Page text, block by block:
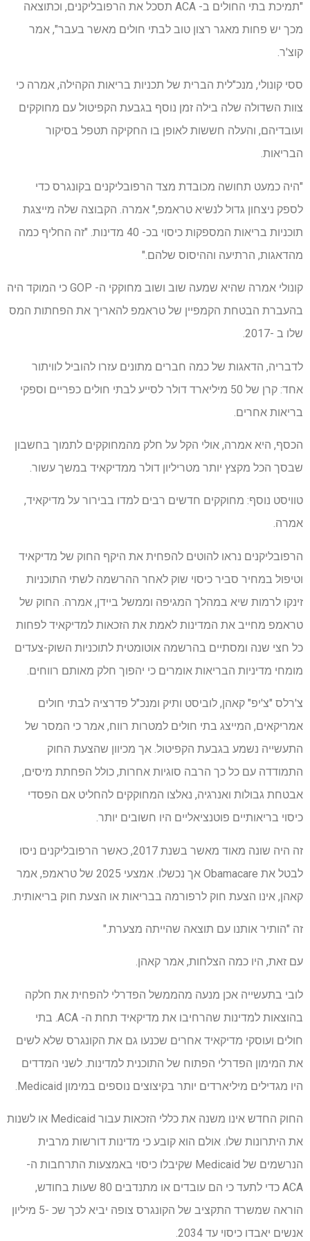
"תמיכת בתי החולים ב- ACA תסכל את הרפובליקנים, וכתוצאה
מכך יש פחות מאגר רצון טוב לבתי חולים מאשר בעבר", אמר
קוצ'ר.
ססי קונולי, מנכ"לית הברית של תכניות בריאות הקהילה, אמרה כי
צוות השדולה שלה בילה זמן נוסף בגבעת הקפיטול עם מחוקקים
ועובדיהם, והעלה חששות לאופן בו החקיקה תטפל בסיקור
הבריאות.
"היה כמעט תחושה מכובדת מצד הרפובליקנים בקונגרס כדי
לספק ניצחון גדול לנשיא טראמפ," אמרה. הקבוצה שלה מייצגת
תוכניות בריאות המספקות כיסוי בכ- 40 מדינות. "זה החליף כמה
מהדאגות, הרתיעה וההיסוס שלהם."
קונולי אמרה שהיא שמעה שוב ושוב מחוקקי ה- GOP כי המוקד היה
בהעברת הבטחת הקמפיין של טראמפ להאריך את הפחתות המס
שלו ב -2017.
לדבריה, הדאגות של כמה חברים מתונים עזרו להוביל לוויתור
אחד: קרן של 50 מיליארד דולר לסייע לבתי חולים כפריים וספקי
בריאות אחרים.
הכסף, היא אמרה, אולי הקל על חלק מהמחוקקים לתמוך בחשבון
שבסך הכל מקצץ יותר מטריליון דולר ממדיקאיד במשך עשור.
טוויסט נוסף: מחוקקים חדשים רבים למדו בבירור על מדיקאיד,
אמרה.
הרפובליקנים נראו להוטים להפחית את היקף החוק של מדיקאיד
וטיפול במחיר סביר כיסוי שוק לאחר ההרשמה לשתי התוכניות
זינקו לרמות שיא במהלך המגיפה וממשל ביידן, אמרה. החוק של
טראמפ מחייב את המדינות לאמת את הזכאות למדיקאיד לפחות
כל חצי שנה ומסתיים בהרשמה אוטומטית לתוכניות השוק-צעדים
מומחי מדיניות הבריאות אומרים כי יהפוך חלק מאותם רווחים.
צ'רלס "צ'יפ" קאהן, לוביסט ותיק ומנכ"ל פדרציה לבתי חולים
אמריקאים, המייצג בתי חולים למטרות רווח, אמר כי המסר של
התעשייה נשמע בגבעת הקפיטול. אך מכיוון שהצעת החוק
התמודדה עם כל כך הרבה סוגיות אחרות, כולל הפחתת מיסים,
אבטחת גבולות ואנרגיה, נאלצו המחוקקים להחליט אם הפסדי
כיסוי בריאותיים פוטנציאליים היו חשובים יותר.
זה היה שונה מאוד מאשר בשנת 2017, כאשר הרפובליקנים ניסו
לבטל את Obamacare אך נכשלו. אמצעי 2025 של טראמפ, אמר
קאהן, אינו הצעת חוק לרפורמה בבריאות או הצעת חוק בריאותית.
זה "הותיר אותנו עם תוצאה שהייתה מצערת."
עם זאת, היו כמה הצלחות, אמר קאהן.
לובי בתעשייה אכן מנעה מהממשל הפדרלי להפחית את חלקה
בהוצאות למדינות שהרחיבו את מדיקאיד תחת ה- ACA. בתי
חולים ועוסקי מדיקאיד אחרים שכנעו גם את הקונגרס שלא לשים
את המימון הפדרלי הפתוח של התוכנית למדינות. לשני המדדים
היו מגדילים מיליארדים יותר בקיצוצים נוספים במימון Medicaid.
החוק החדש אינו משנה את כללי הזכאות עבור Medicaid או לשנות
את היתרונות שלו. אולם הוא קובע כי מדינות דורשות מרבית
הנרשמים של Medicaid שקיבלו כיסוי באמצעות התרחבות ה-
ACA כדי לתעד כי הם עובדים או מתנדבים 80 שעות בחודש,
הוראה שמשרד התקציב של הקונגרס צופה יביא לכך שכ -5 מיליון
אנשים יאבדו כיסוי עד 2034.